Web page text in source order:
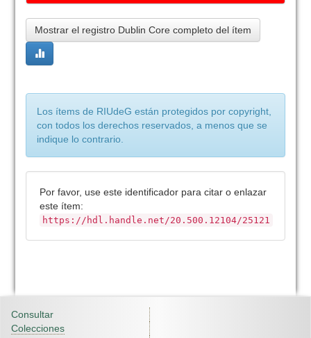
Mostrar el registro Dublin Core completo del ítem
Los ítems de RIUdeG están protegidos por copyright,
con todos los derechos reservados, a menos que se
indique lo contrario.
Por favor, use este identificador para citar o enlazar
este ítem:
https://hdl.handle.net/20.500.12104/25121
Consultar
Colecciones